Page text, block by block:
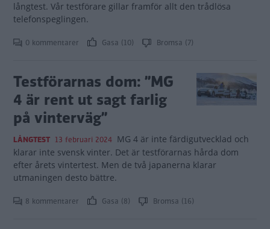
långtest. Vår testförare gillar framför allt den trådlösa
telefonspeglingen.
0 kommentarer Gasa (10) Bromsa (7)
Testförarnas dom: ”MG
4 är rent ut sagt farlig
på vinterväg”
LÅNGTEST 13 februari 2024 MG 4 är inte färdigutvecklad och
klarar inte svensk vinter. Det är testförarnas hårda dom
efter årets vintertest. Men de två japanerna klarar
utmaningen desto bättre.
8 kommentarer Gasa (8) Bromsa (16)